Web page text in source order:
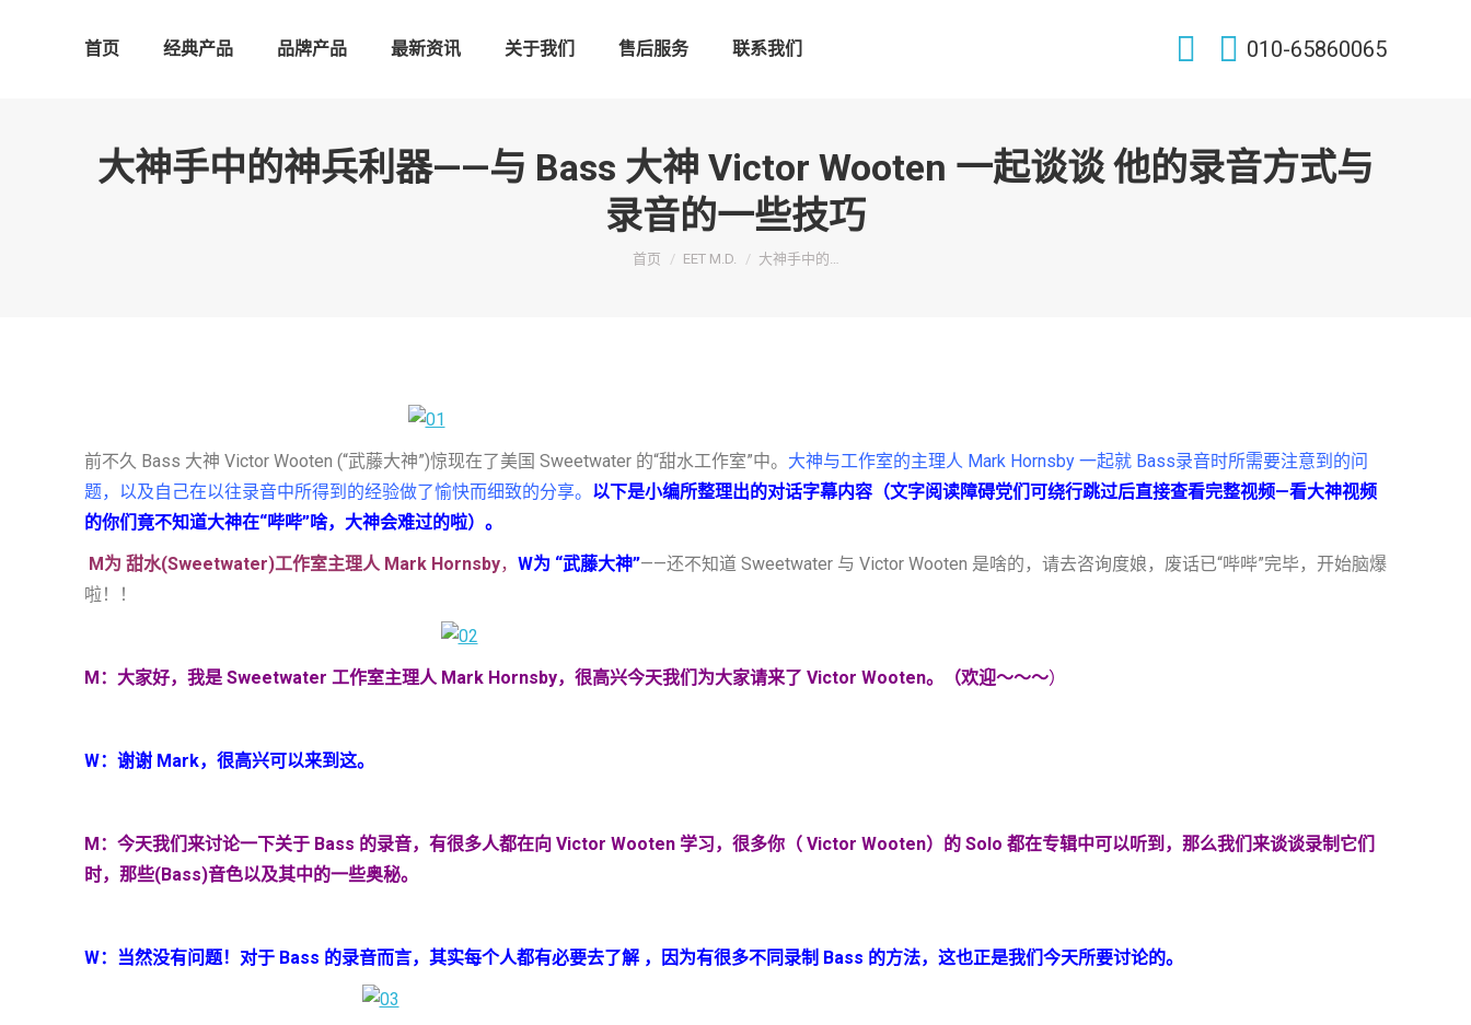
首页 经典产品 品牌产品 最新资讯 关于我们 售后服务 联系我们 010-65860065
大神手中的神兵利器——与 Bass 大神 Victor Wooten 一起谈谈 他的录音方式与
录音的一些技巧
您在这里：
首页 EET M.D. 大神手中的…
前不久 Bass 大神 Victor Wooten (“武藤大神”)惊现在了美国 Sweetwater 的“甜水工作室”中。 大神与工作室的主理人 Mark Hornsby 一起就 Bass录音时所需要注意到的问
题，以及自己在以往录音中所得到的经验做了愉快而细致的分享。 以下是小编所整理出的对话字幕内容（文字阅读障碍党们可绕行跳过后直接查看完整视频—看大神视频
的你们竟不知道大神在“哔哔”啥，大神会难过的啦） 。
M为 甜水(Sweetwater)工作室主理人Mark Hornsby， W为 “武藤大神”——还不知道 Sweetwater 与 Victor Wooten 是啥的，请去咨询度娘，废话已“哔哔”完毕，开始脑爆
啦！！
M：大家好，我是Sweetwater 工作室主理人Mark Hornsby，很高兴今天我们为大家请来了 Victor Wooten。（欢迎～～～）
W：谢谢 Mark，很高兴可以来到这。
M：今天我们来讨论一下关于 Bass 的录音，有很多人都在向 Victor Wooten 学习，很多你（ Victor Wooten）的 Solo 都在专辑中可以听到，那么我们来谈谈录制它们
时，那些(Bass)音色以及其中的一些奥秘。
W：当然没有问题！对于 Bass 的录音而言，其实每个人都有必要去了解 ，因为有很多不同录制 Bass 的方法，这也正是我们今天所要讨论的。